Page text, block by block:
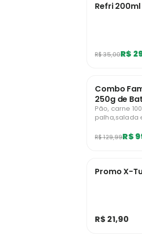
Refri
R$ 35,00R$
Combo
250g de
Pão, carne
palha,salada
R$ 129,99R$
Promo X-
R$ 21,90